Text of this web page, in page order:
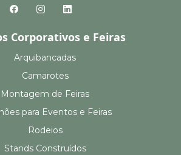
Corporativos e Feiras
Arquibancadas
Camarotes
Montagem de Feiras
para Eventos e Feiras
Rodeios
Stands Construídos